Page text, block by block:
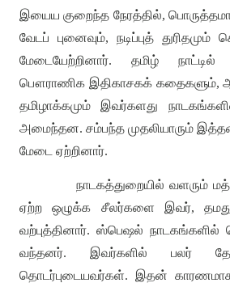
இயைய குறைந்த நேரத்தில்,
வேடப் புனைவும், நடிப்புத்
மேடையேற்றினார். தமிழ்
பௌராணிக இதிகாசகக் கதைகளும்,
தமிழாக்கமும் இவர்களது
அமைந்தன. சம்பந்த முதலியாரும்
மேடை ஏற்றினார்.
நாடகத்துறையில் வளரும்
ஏற்ற ஒழுக்க சீலர்களை இவர்,
வற்புத்தினார். ஸ்பெஷல் நாடகங்களில்
வந்தனர். இவர்களில் பலர்
தொடர்புடையவர்கள். இதன் காரணமாக